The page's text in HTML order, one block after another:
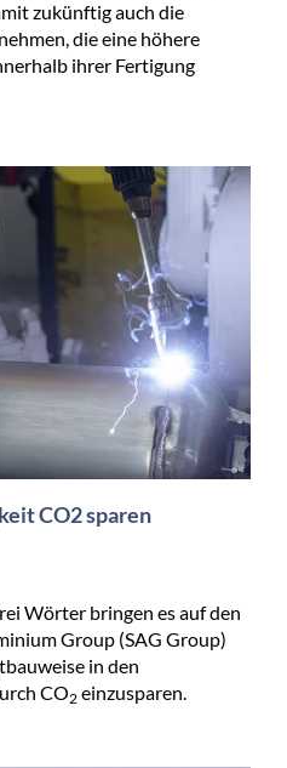
zukünftig auch die
die eine höhere
ihrer Fertigung
CO2 sparen
Wörter bringen es auf den
Group (SAG Group)
in den
CO2 einzusparen.